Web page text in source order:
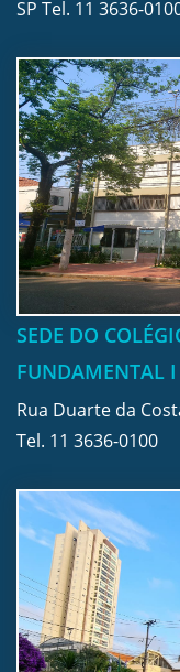
SP Tel. 11 3636-
SEDE DO
FUNDAMENTAL I
Rua Duarte da
Tel. 11 3636-0100